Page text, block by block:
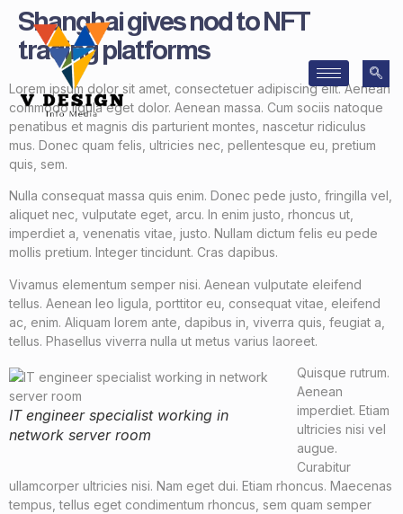
Shanghai gives nod to NFT
trading platforms
Lorem ipsum dolor sit amet, consectetuer adipiscing elit. Aenean
commodo ligula eget dolor. Aenean massa. Cum sociis natoque
penatibus et magnis dis parturient montes, nascetur ridiculus
mus. Donec quam felis, ultricies nec, pellentesque eu, pretium
quis, sem.
Nulla consequat massa quis enim. Donec pede justo, fringilla vel,
aliquet nec, vulputate eget, arcu. In enim justo, rhoncus ut,
imperdiet a, venenatis vitae, justo. Nullam dictum felis eu pede
mollis pretium. Integer tincidunt. Cras dapibus.
Vivamus elementum semper nisi. Aenean vulputate eleifend
tellus. Aenean leo ligula, porttitor eu, consequat vitae, eleifend
ac, enim. Aliquam lorem ante, dapibus in, viverra quis, feugiat a,
tellus. Phasellus viverra nulla ut metus varius laoreet.
IT engineer specialist working in
network server room
Quisque rutrum.
Aenean
imperdiet. Etiam
ultricies nisi vel
augue.
Curabitur
ullamcorper ultricies nisi. Nam eget dui. Etiam rhoncus. Maecenas
tempus, tellus eget condimentum rhoncus, sem quam semper